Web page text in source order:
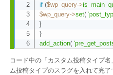
if ($wp_query->
$wp_query->set(
}
}
add_action(
コード中の「カスタム投稿タイプ
ム投稿タイプのスラグを入れて完